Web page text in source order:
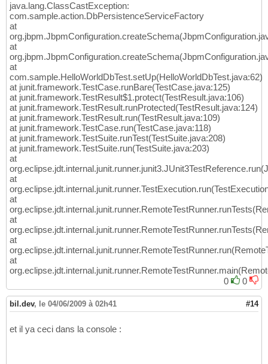
java.lang.ClassCastException:
com.sample.action.DbPersistenceServiceFactory
at
at
at
com.sample.HelloWorldDbTest.setUp(HelloWorldDbTest.java:62)
at junit.framework.TestCase.runBare(TestCase.java:125)
at junit.framework.TestResult$1.protect(TestResult.java:106)
at junit.framework.TestResult.runProtected(TestResult.java:124)
at junit.framework.TestResult.run(TestResult.java:109)
at junit.framework.TestCase.run(TestCase.java:118)
at junit.framework.TestSuite.runTest(TestSuite.java:208)
at junit.framework.TestSuite.run(TestSuite.java:203)
at
at
at
at
at
at
0
0
bil.dev, le 04/06/2009 à 02h41 #14
et il ya ceci dans la console :